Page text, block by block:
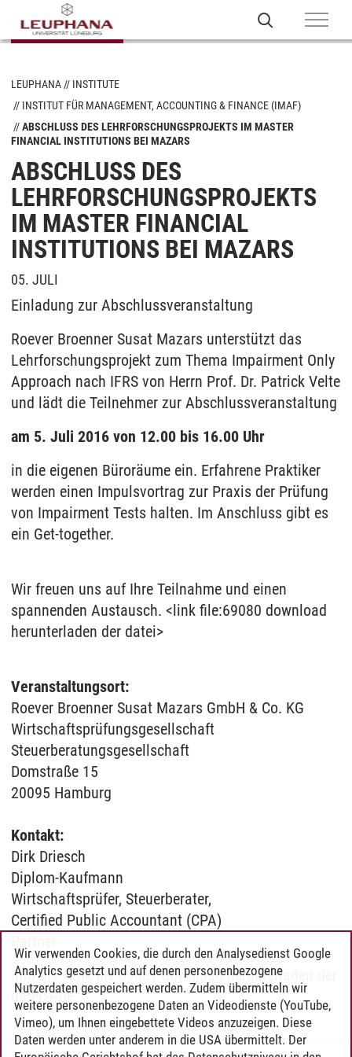
LEUPHANA
INSTITUTE
INSTITUT FÜR MANAGEMENT, ACCOUNTING & FINANCE (IMAF)
ABSCHLUSS DES LEHRFORSCHUNGSPROJEKTS IM MASTER
FINANCIAL INSTITUTIONS BEI MAZARS
ABSCHLUSS DES
LEHRFORSCHUNGSPROJEKTS
IM MASTER FINANCIAL
INSTITUTIONS BEI MAZARS
05. JULI
Einladung zur Abschlussveranstaltung
Roever Broenner Susat Mazars unterstützt das
Lehrforschungsprojekt zum Thema Impairment Only
Approach nach IFRS von Herrn Prof. Dr. Patrick Velte
und lädt die Teilnehmer zur Abschlussveranstaltung
am 5. Juli 2016 von 12.00 bis 16.00 Uhr
in die eigenen Büroräume ein. Erfahrene Praktiker
werden einen Impulsvortrag zur Praxis der Prüfung
von Impairment Tests halten. Im Anschluss gibt es
ein Get-together.
Wir freuen uns auf Ihre Teilnahme und einen
spannenden Austausch. <link file:69080 download
herunterladen der datei>
Veranstaltungsort:
Roever Broenner Susat Mazars GmbH & Co. KG
Wirtschaftsprüfungsgesellschaft
Steuerberatungsgesellschaft
Domstraße 15
20095 Hamburg
Kontakt:
Dirk Driesch
Diplom-Kaufmann
Wirtschaftsprüfer, Steuerberater,
Certified Public Accountant (CPA)
Info als <link file:69081 download herunterladen der
datei>PDF
Wir verwenden Cookies, die durch den Analysedienst Google
Analytics gesetzt und auf denen personenbezogene
Nutzerdaten gespeichert werden. Zudem übermitteln wir
weitere personenbezogene Daten an Videodienste (YouTube,
Vimeo), um Ihnen eingebettete Videos anzuzeigen. Diese
Daten werden unter anderem in die USA übermittelt. Der